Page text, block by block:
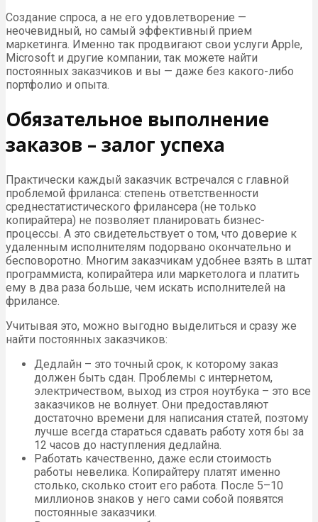
Создание спроса, а не его удовлетворение —
неочевидный, но самый эффективный прием
маркетинга. Именно так продвигают свои услуги Apple,
Microsoft и другие компании, так можете найти
постоянных заказчиков и вы — даже без какого-либо
портфолио и опыта.
Обязательное выполнение
заказов – залог успеха
Практически каждый заказчик встречался с главной
проблемой фриланса: степень ответственности
среднестатистического фрилансера (не только
копирайтера) не позволяет планировать бизнес-
процессы. А это свидетельствует о том, что доверие к
удаленным исполнителям подорвано окончательно и
бесповоротно. Многим заказчикам удобнее взять в штат
программиста, копирайтера или маркетолога и платить
ему в два раза больше, чем искать исполнителей на
фрилансе.
Учитывая это, можно выгодно выделиться и сразу же
найти постоянных заказчиков:
Дедлайн – это точный срок, к которому заказ
должен быть сдан. Проблемы с интернетом,
электричеством, выход из строя ноутбука – это все
заказчиков не волнует. Они предоставляют
достаточно времени для написания статей, поэтому
лучше всегда стараться сдавать работу хотя бы за
12 часов до наступления дедлайна.
Работать качественно, даже если стоимость
работы невелика. Копирайтеру платят именно
столько, сколько стоит его работа. После 5–10
миллионов знаков у него сами собой появятся
постоянные заказчики.